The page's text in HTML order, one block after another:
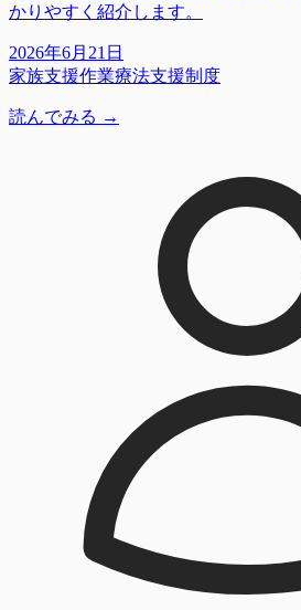
かりやすく紹介します。
2026年6月21日
家族支援作業療法支援制度
読んでみる →